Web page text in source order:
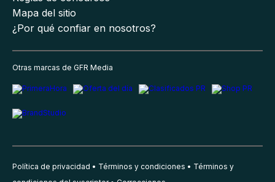
Mapa del sitio
¿Por qué confiar en nosotros?
Otras marcas de GFR Media
Política de privacidad Términos y condiciones
Términos y